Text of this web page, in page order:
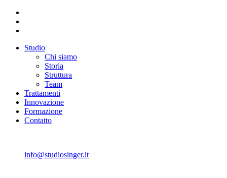
Studio
Chi siamo
Storia
Struttura
Team
Trattamenti
Innovazione
Formazione
Contatto
info@studiosinger.it